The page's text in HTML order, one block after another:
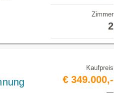
Zimmer
2
Kaufpreis
€ 349.000,-
—